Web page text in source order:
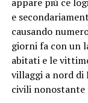
e
causando
giorni fa con un
abitati e le
villaggi a nord di
civili nonostante